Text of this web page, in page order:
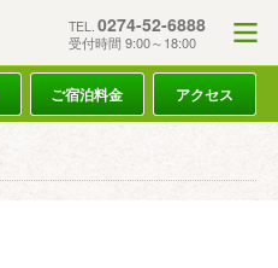
TEL. 0274-52-6888
受付時間 9:00～18:00
ご宿泊料金 アクセス